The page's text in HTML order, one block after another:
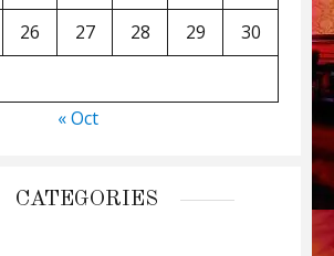
26 27 28 29
30
« Oct
CATEGORIES